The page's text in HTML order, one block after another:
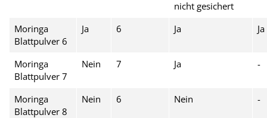
nicht gesichert
Moringa
Blattpulver 6
Ja 6 Ja Ja
Moringa
Blattpulver 7
Nein 7 Ja -
Moringa
Blattpulver 8
Nein 6 Nein -